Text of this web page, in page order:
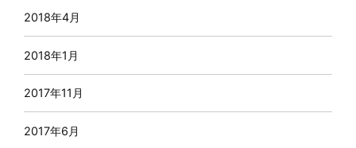
2018年4月
2018年1月
2017年11月
2017年6月